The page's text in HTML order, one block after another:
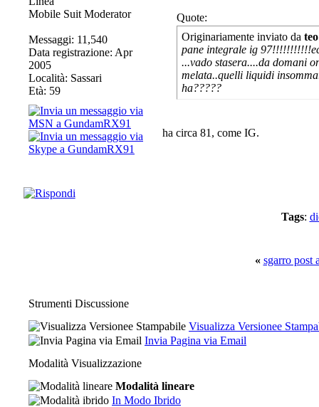
Mobile Suit Moderator
Messaggi: 11,540
Data registrazione: Apr
2005
Località: Sassari
Età: 59
Quote:
Originariamente inviato da
pane integrale ig
...vado stasera....da domani
melata..quelli liquidi
ha?????
ha circa 81, come IG.
Tags:
« sgarro post
Strumenti Discussione
Visualizza Versionee
Invia Pagina via Email
Modalità Visualizzazione
Modalità lineare
In Modo Ibrido